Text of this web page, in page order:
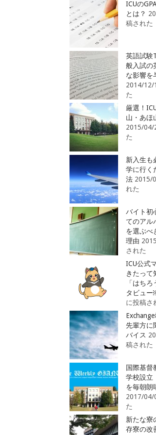
ICUの
とは？
稿された
英語試験
般入試の
な影響を
2014/12/
た
厳選！
山・あほ
2015/04/
た
新入生も
学に行く
法 2015/
れた
バイト初
てのアル
を選ぶべ
理由
された
ICU公式
きたって
「はち
タビュ
に投稿さ
先輩方に
バイス
稿された
国際基督
学校設
を毎朝朗
2017/04/
た
新たな
存寮の